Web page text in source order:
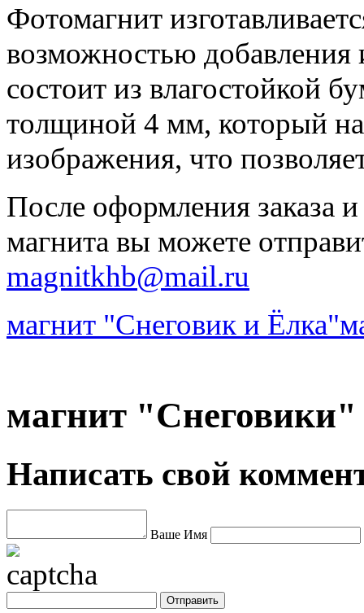
Фотомагнит
возможностью
состоит из влагостойкой
толщиной 4 мм, который
изображения, что
После оформления заказа
магнита вы можете
magnitkhb@mail.ru
магнит "Снеговик и Ёлка"
магнит
Написать свой
Ваше Имя